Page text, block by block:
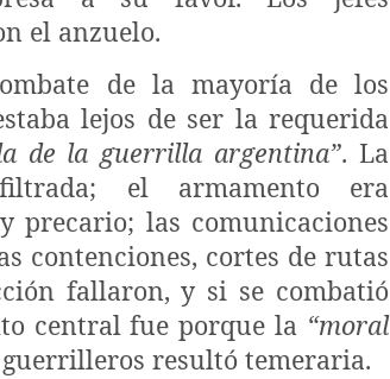
el anzuelo.
de la mayoría de los
lejos de ser la requerida
de la guerrilla argentina”. La
el armamento era
precario; las comunicaciones
contenciones, cortes de rutas
fallaron, y si se combatió
central fue porque la “moral
guerrilleros resultó temeraria.